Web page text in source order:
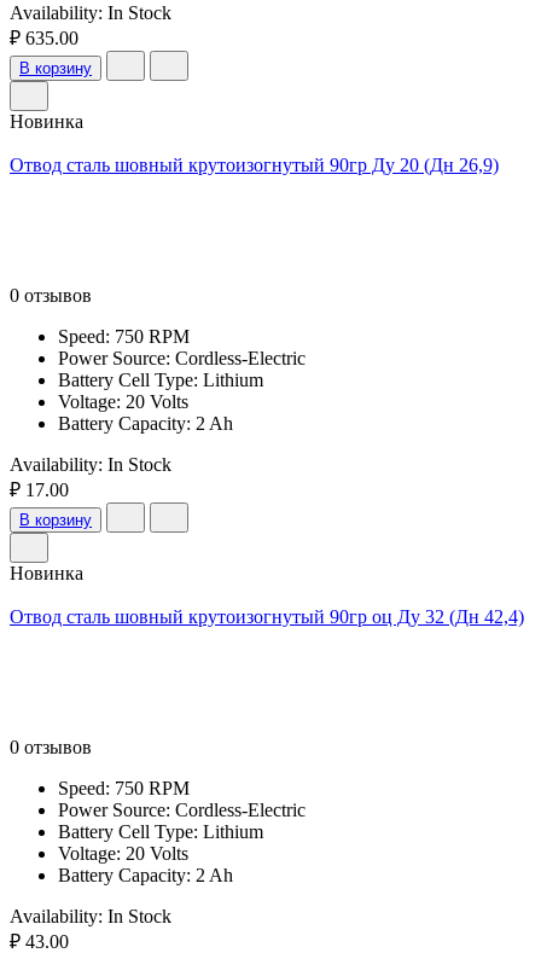
Availability: In Stock
₽ 635.00
В корзину
Новинка
Отвод сталь шовный крутоизогнутый 90гр Ду 20 (Дн 26,9)
0 отзывов
Speed: 750 RPM
Power Source: Cordless-Electric
Battery Cell Type: Lithium
Voltage: 20 Volts
Battery Capacity: 2 Ah
Availability: In Stock
₽ 17.00
В корзину
Новинка
Отвод сталь шовный крутоизогнутый 90гр оц Ду 32 (Дн 42,4)
0 отзывов
Speed: 750 RPM
Power Source: Cordless-Electric
Battery Cell Type: Lithium
Voltage: 20 Volts
Battery Capacity: 2 Ah
Availability: In Stock
₽ 43.00